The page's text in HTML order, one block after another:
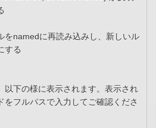
をnamedに再読み込みし、新しいル
する
以下の様に表示されます。表示され
をフルパスで入力してご確認くださ